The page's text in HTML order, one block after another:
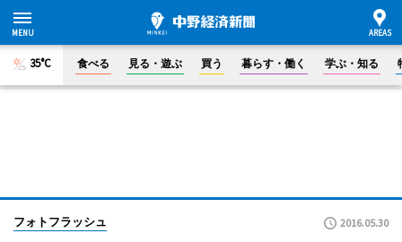
35°C 食べる 見る・遊ぶ 買う 暮らす・働く 学ぶ・知る
フォトフラッシュ 2016.05.30